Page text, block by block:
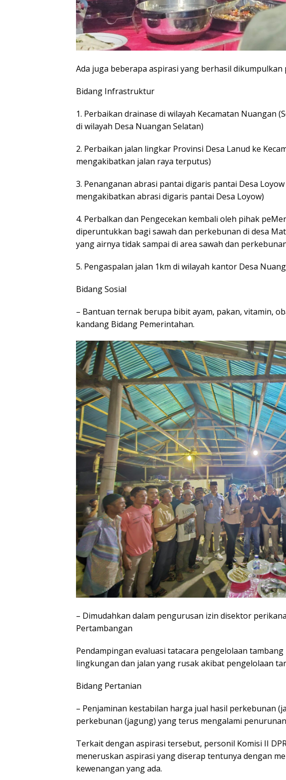
Ada juga beberapa aspirasi yang berhasil
Bidang Infrastruktur
1. Perbaikan drainase di wilayah Kecamatan Nuangan
di wilayah Desa Nuangan Selatan)
2. Perbaikan jalan lingkar Provinsi Desa Lanud ke
mengakibatkan jalan raya terputus)
3. Penanganan abrasi pantai digaris pantai Desa
mengakibatkan abrasi digaris pantai Desa Loyow)
4. Perbalkan dan Pengecekan kembali oleh pihak
diperuntukkan bagi sawah dan perkebunan di desa
yang airnya tidak sampai di area sawah dan
5. Pengaspalan jalan 1km di wilayah kantor Desa
Bidang Sosial
– Bantuan ternak berupa bibit ayam, pakan, vitamin,
kandang Bidang Pemerintahan.
– Dimudahkan dalam pengurusan izin disektor
Pertambangan
Pendampingan evaluasi tatacara pengelolaan
lingkungan dan jalan yang rusak akibat pengelolaan
Bidang Pertanian
– Penjaminan kestabilan harga jual hasil perkebunan
perkebunan (jagung) yang terus mengalami
Terkait dengan aspirasi tersebut, personil Komisi II
meneruskan aspirasi yang diserap tentunya dengan
kewenangan yang ada.